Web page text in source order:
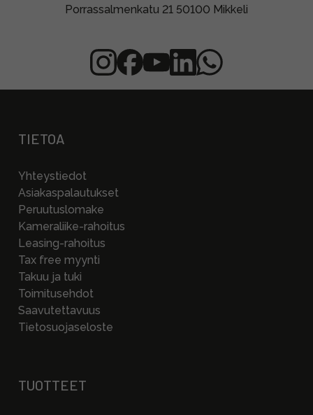
Porrassalmenkatu 21 50100 Mikkeli
TIETOA
Yhteystiedot
Asiakaspalautukset
Peruutuslomake
Kameraliike-rahoitus
Leasing-rahoitus
Tax free myynti
Takuu ja tuki
Toimitusehdot
Saavutettavuus
Tietosuojaseloste
TUOTTEET